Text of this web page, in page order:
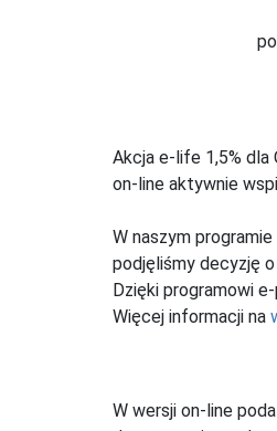
Akcja e-life 1,5% dla
on-line aktywnie
W naszym
podjęliśmy decyzję
Dzięki programowi
Więcej informacji na
W wersji on-line